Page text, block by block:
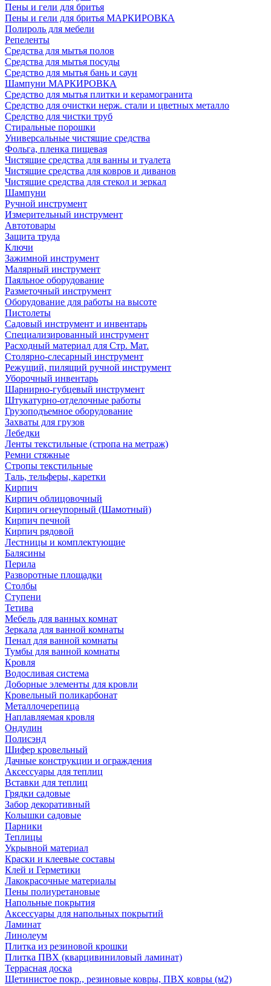
Пены и гели для бритья
Пены и гели для бритья МАРКИРОВКА
Полироль для мебели
Репеленты
Средства для мытья полов
Средства для мытья посуды
Средство для мытья бань и саун
Шампуни МАРКИРОВКА
Средство для мытья плитки и керамогранита
Средство для очистки нерж. стали и цветных металло
Средство для чистки труб
Стиральные порошки
Универсальные чистящие средства
Фольга, пленка пищевая
Чистящие средства для ванны и туалета
Чистящие средства для ковров и диванов
Чистящие средства для стекол и зеркал
Шампуни
Ручной инструмент
Измерительный инструмент
Автотовары
Защита труда
Ключи
Зажимной инструмент
Малярный инструмент
Паяльное оборудование
Разметочный инструмент
Оборудование для работы на высоте
Пистолеты
Садовый инструмент и инвентарь
Специализированный инструмент
Расходный материал для Стр. Мат.
Столярно-слесарный инструмент
Режущий, пилящий ручной инструмент
Уборочный инвентарь
Шарнирно-губцевый инструмент
Штукатурно-отделочные работы
Грузоподъемное оборудование
Захваты для грузов
Лебедки
Ленты текстильные (стропа на метраж)
Ремни стяжные
Стропы текстильные
Таль, тельферы, каретки
Кирпич
Кирпич облицовочный
Кирпич огнеупорный (Шамотный)
Кирпич печной
Кирпич рядовой
Лестницы и комплектующие
Балясины
Перила
Разворотные площадки
Столбы
Ступени
Тетива
Мебель для ванных комнат
Зеркала для ванной комнаты
Пенал для ванной комнаты
Тумбы для ванной комнаты
Кровля
Водосливая система
Доборные элементы для кровли
Кровельный поликарбонат
Металлочерепица
Наплавляемая кровля
Ондулин
Полисэнд
Шифер кровельный
Дачные конструкции и ограждения
Аксессуары для теплиц
Вставки для теплиц
Грядки садовые
Забор декоративный
Колышки садовые
Парники
Теплицы
Укрывной материал
Краски и клеевые составы
Клей и Герметики
Лакокрасочные материалы
Пены полиуретановые
Напольные покрытия
Аксессуары для напольных покрытий
Ламинат
Линолеум
Плитка из резиновой крошки
Плитка ПВХ (кварцивиниловый ламинат)
Террасная доска
Щетинистое покр., резиновые ковры, ПВХ ковры (м2)